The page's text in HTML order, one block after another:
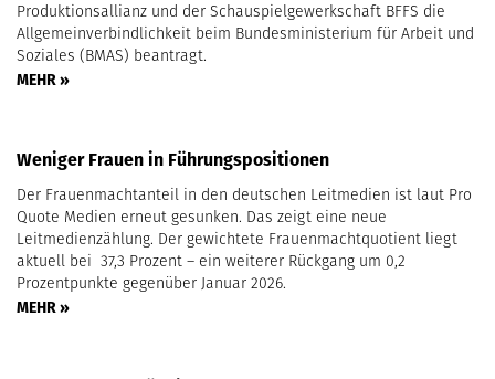
Produktionsallianz und der Schauspielgewerkschaft BFFS die
Allgemeinverbindlichkeit beim Bundesministerium für Arbeit und
Soziales (BMAS) beantragt.
MEHR »
Weniger Frauen in Führungspositionen
Der Frauenmachtanteil in den deutschen Leitmedien ist laut Pro
Quote Medien erneut gesunken. Das zeigt eine neue
Leitmedienzählung. Der gewichtete Frauenmachtquotient liegt
aktuell bei 37,3 Prozent – ein weiterer Rückgang um 0,2
Prozentpunkte gegenüber Januar 2026.
MEHR »